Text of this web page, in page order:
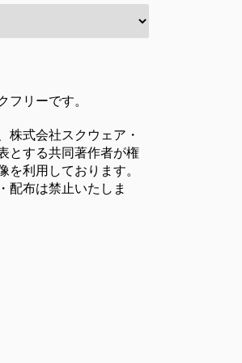
フリーです。
株式会社スクウェア・
とする共同著作者が権
を利用しております。
配布は禁止いたしま